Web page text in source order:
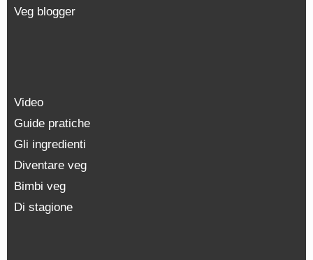
Veg blogger
Video
Guide pratiche
Gli ingredienti
Diventare veg
Bimbi veg
Di stagione